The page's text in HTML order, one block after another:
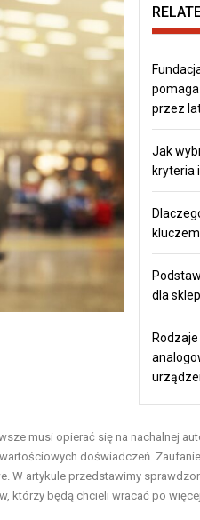
przez
Jak
kryteria
dla
musi opierać się na nachalnej
doświadczeń.
W artykule przedstawimy
którzy będą chcieli wracać po więcej.